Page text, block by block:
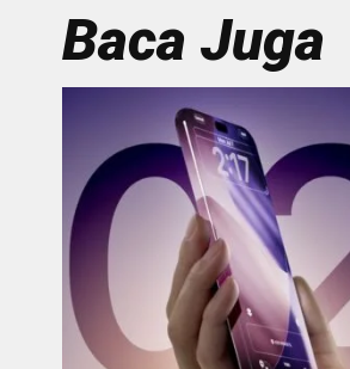
Baca Juga